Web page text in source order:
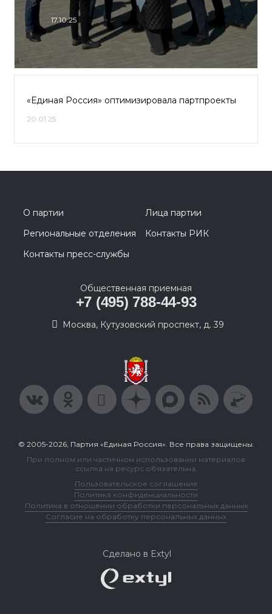
17.10.25
«Единая Россия» оптимизировала партпроекты
20.01.25
О партии
Лица партии
Региональные отделения
Контакты РИК
Контакты пресс-службы
Общественная приемная
+7 (495) 788-44-93
Москва, Кутузовский проспект, д. 39
© 2005-2026, Партия «Единая Россия». Все права защищены.
При полном или частичном использовании материалов
ссылка на ресурс обязательна.
Пользовательское соглашение
Политика конфиденциальности
Политика в отношении обработки персональных данных
Согласие на обработку персональных данных
Сделано в Extyl